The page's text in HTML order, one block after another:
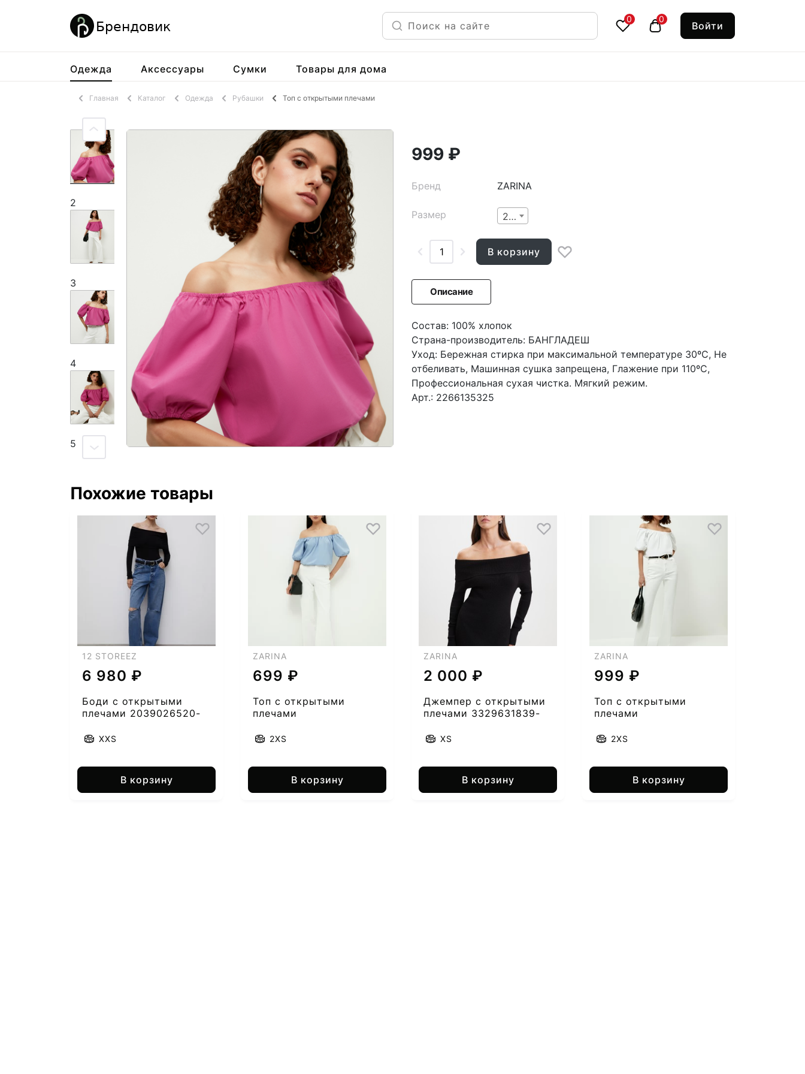
0 0
Войти
Одежда Аксессуары Сумки Товары для дома
Главная Каталог Одежда Рубашки Топ с открытыми плечами
2
3
4
5
999 ₽
Бренд ZARINA
Размер 2XS
В корзину
Описание
Состав: 100% хлопок
Страна-производитель: БАНГЛАДЕШ
Уход: Бережная стирка при максимальной температуре 30ºС, Не
отбеливать, Машинная сушка запрещена, Глажение при 110ºС,
Профессиональная сухая чистка. Мягкий режим.
Арт.: 2266135325
Похожие товары
12 STOREEZ
6 980 ₽
Боди с открытыми
плечами 2039026520-
XXS
В корзину
ZARINA
699 ₽
Топ с открытыми
плечами
2XS
В корзину
ZARINA
2 000 ₽
Джемпер с открытыми
плечами 3329631839-
XS
В корзину
ZARINA
999 ₽
Топ с открытыми
плечами
2XS
В корзину